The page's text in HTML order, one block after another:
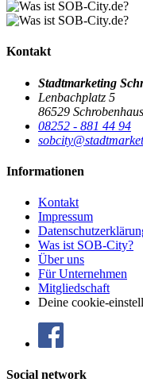
Kontakt
Stadtmarketing
Lenbachplatz 5
86529
08252 - 881 44 94
Informationen
Kontakt
Impressum
Was ist SOB-City?
Über uns
Für Unternehmen
Mitgliedschaft
Deine cookie-
Social network